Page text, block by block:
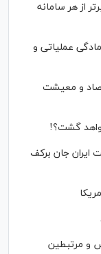
از هر سامانه
عملیاتی و
و معیشت
گشت؟!
ایران جان برکف
شاخص و مرتبطین